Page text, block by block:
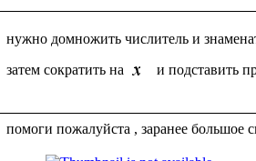
нужно домножить числитель и
затем сократить на
и подставить